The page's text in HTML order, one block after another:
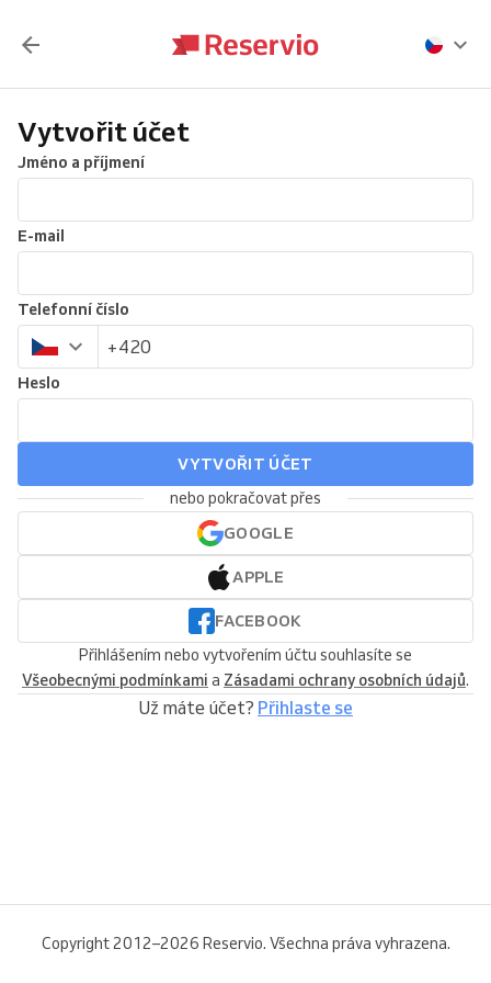
Vytvořit účet
Jméno a příjmení
E-mail
Telefonní číslo
Heslo
VYTVOŘIT ÚČET
nebo pokračovat přes
GOOGLE
APPLE
FACEBOOK
Přihlášením nebo vytvořením účtu souhlasíte se
Všeobecnými podmínkami a Zásadami ochrany osobních údajů.
Už máte účet? Přihlaste se
Copyright 2012–2026 Reservio. Všechna práva vyhrazena.